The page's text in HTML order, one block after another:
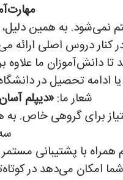
نمی‌شود. به همین
دروس اصلی ارائه
دانش‌آموزان ما
ادامه تحصیل در
شعار ما:«دیپلم
برای گروهی خاص. به
همراه با پشتیبانی
امکان می‌دهد در